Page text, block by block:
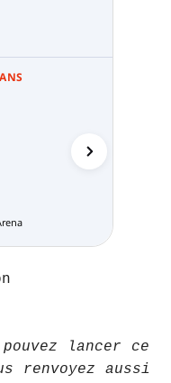
pouvez lancer ce
renvoyez aussi